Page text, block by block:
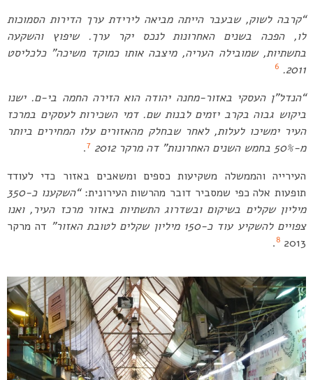
“קרבה לשוק, שבעבר הייתה מביאה לירידת ערך הדירות הסמוכות
לו, הפכה בשנים האחרונות לנכס יקר ערך. שיפוץ והשקעה
בתשתיות, שמובילה העריה, מיצבה אותו כמוקד משיכה” כלכליסט
2011.
6
“הנדל”ן העסקי באזור-מחנה יהודה הוא הזירה החמה בי-ם. ישנו
ביקוש גבוה בקרב יזמים לבנות שם.דמי השכירות לעסקים במרכז
העיר ימשיכו לעלות, לאחר שבחלק מהאזורים עלו המחירים ביותר
מ-50% בחמש השנים האחרונות” דה מרקר 2012
7
.
העירייה והממשלה משקיעות כספים ומשאבים באזור כדי לעודד
תופעות אלה כפי שמסביר דובר מהרשות העירונית:
“השקענו כ-350
מיליון שקלים בשיקום ובשדרוג התשתיות באזור מרכז העיר, ואנו
צפויים להשקיע עוד כ-150 מיליון שקלים לטובת האזור”
דה מרקר
2013
8
.